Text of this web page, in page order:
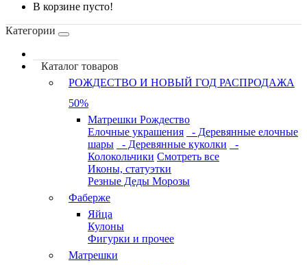
В корзине пусто!
Категории
Каталог товаров
РОЖДЕСТВО И НОВЫЙ ГОД РАСПРОДАЖА
50%
Матрешки Рождество
Елочные украшения
- Деревянные елочные
шары
- Деревянные куколки
-
Колокольчики Смотреть все
Иконы, статуэтки
Резные Деды Морозы
Фаберже
Яйца
Кулоны
Фигурки и прочее
Матрешки